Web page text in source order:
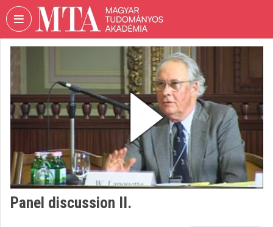
Fejléc kihagyása Menü kihagyása Tartalom kihagyása
MAGYAR
TUDOMÁNYOS
AKADÉMIA
Bejelentkezés
Panel discussion II.